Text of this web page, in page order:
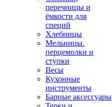
перечницы и
ёмкости для
специй
Хлебницы
Мельницы.
перцемолки и
ступки
Весы
Кухонные
инструменты
Барные аксессуары